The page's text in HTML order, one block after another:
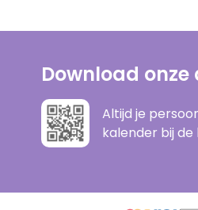
Download onze
Altijd je
kalender bij de